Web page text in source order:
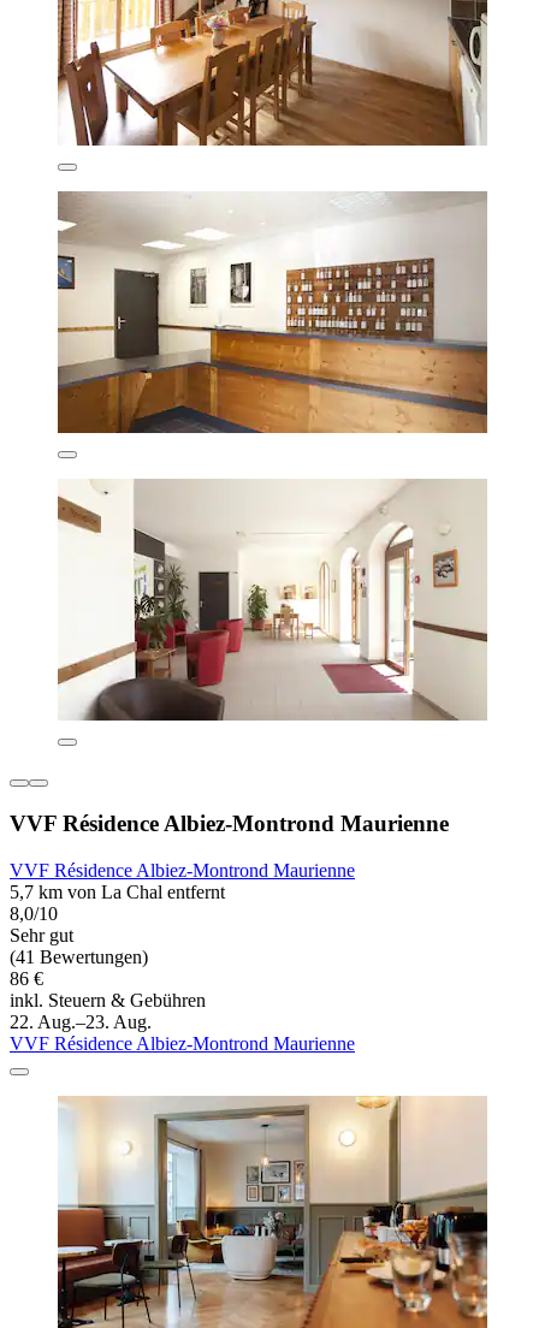
VVF Résidence Albiez-Montrond Maurienne
VVF Résidence Albiez-Montrond Maurienne
5,7 km von La Chal entfernt
8,0/10
Sehr gut
(41 Bewertungen)
86 €
inkl. Steuern & Gebühren
22. Aug.–23. Aug.
VVF Résidence Albiez-Montrond Maurienne